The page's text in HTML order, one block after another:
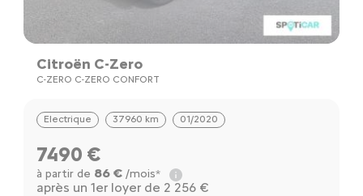
Citroën C-Zero
C-ZERO C-ZERO CONFORT
Electrique 37960 km 01/2020
7490 €
à partir de 86 €/mois*
après un 1er loyer de 2 256 €